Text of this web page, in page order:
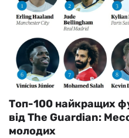
Топ-100 найкращих
від The Guardian:
молодих